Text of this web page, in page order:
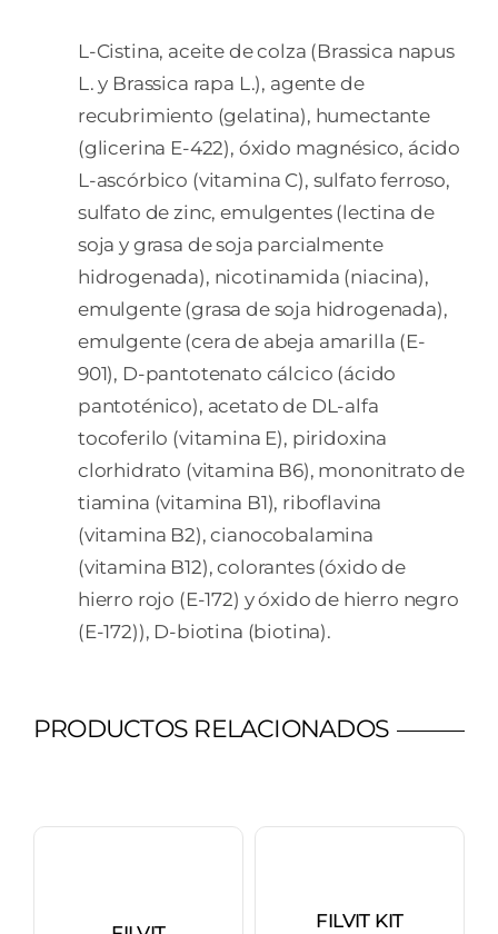
L-Cistina, aceite de colza (Brassica napus
L. y Brassica rapa L.), agente de
recubrimiento (gelatina), humectante
(glicerina E-422), óxido magnésico, ácido
L-ascórbico (vitamina C), sulfato ferroso,
sulfato de zinc, emulgentes (lectina de
soja y grasa de soja parcialmente
hidrogenada), nicotinamida (niacina),
emulgente (grasa de soja hidrogenada),
emulgente (cera de abeja amarilla (E-
901), D-pantotenato cálcico (ácido
pantoténico), acetato de DL-alfa
tocoferilo (vitamina E), piridoxina
clorhidrato (vitamina B6), mononitrato de
tiamina (vitamina B1), riboflavina
(vitamina B2), cianocobalamina
(vitamina B12), colorantes (óxido de
hierro rojo (E-172) y óxido de hierro negro
(E-172)), D-biotina (biotina).
PRODUCTOS RELACIONADOS
FILVIT KIT